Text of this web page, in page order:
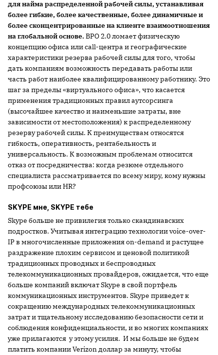
для найма распределенной рабочей силы, устанавливая
более гибкие, более качественные, более динамичные и
более сконцентрированные на клиенте взаимоотношения
на глобальной основе. BPO 2.0 ломает физическую
концепцию офиса или call-центра и географические
характеристики резерва рабочей силы для того, чтобы
дать компаниям возможность передавать работы или
часть работ наиболее квалифицированному работнику. Это
шаг за пределы «виртуального офиса», что касается
применения традиционных правил аутсорсинга
(высочайшее качество и наименьшие затраты, вне
зависимости от местоположения) к распределенному
резерву рабочей силы. К преимуществам относятся
гибкость, оперативность, рентабельность и
универсальность. К возможным проблемам относится
отказ от посредничества: когда резюме отдельного
специалиста рассматривается по всему миру, кому нужны
профсоюзы или HR?
SKYPE мне, SKYPE тебе
Skype больше не привилегия только скандинавских
подростков. Учитывая интеграцию технологии voice-over-
IP в многочисленные приложения on-demand и растущее
раздражение плохим сервисом и ценовой политикой
традиционных проводных и беспроводных
телекоммуникационных провайдеров, ожидается, что еще
больше компаний включат Skype в свой портфель
коммуникационных инструментов. Skype приведет к
сокращению международных телекоммуникационных
затрат и тщательному исследованию безопасности сети и
соблюдения конфиденциальности, и во многих компаниях
уже прилагаются у этому усилия. И мы больше не будем
платить компании Verizon доллар за минуту, чтобы